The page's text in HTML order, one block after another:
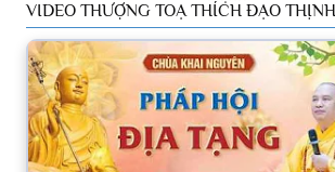
VIDEO THƯỢNG TOẠ THÍCH ĐẠO THỊNH